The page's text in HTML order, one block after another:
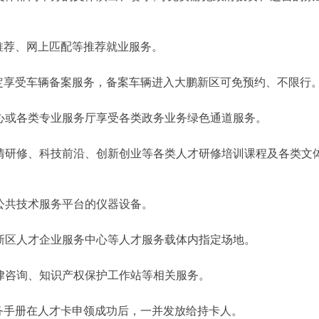
、网上匹配等推荐就业服务。
受车辆备案服务，备案车辆进入大鹏新区可免预约、不限行
各类专业服务厅享受各类政务业务绿色通道服务。
修、科技前沿、创新创业等各类人才研修培训课程及各类文
技术服务平台的仪器设备。
人才企业服务中心等人才服务载体内指定场地。
询、知识产权保护工作站等相关服务。
册在人才卡申领成功后，一并发放给持卡人。